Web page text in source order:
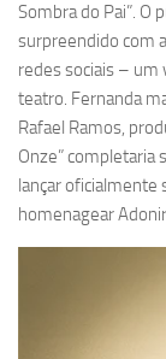
Sombra do Pai”. O
surpreendido com
redes sociais – um
teatro. Fernanda
Rafael Ramos,
Onze” completaria
lançar oficialmente
homenagear